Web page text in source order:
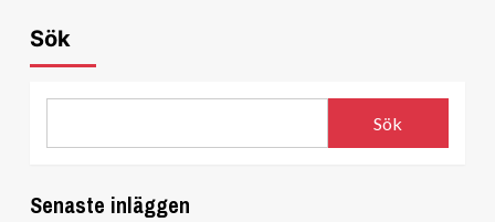
Sök
Sök
Senaste inläggen